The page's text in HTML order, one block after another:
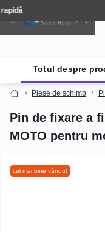
Piese de schimb
Pin de fixare a
MOTO pentru
Totul despre
cel mai bine vândut